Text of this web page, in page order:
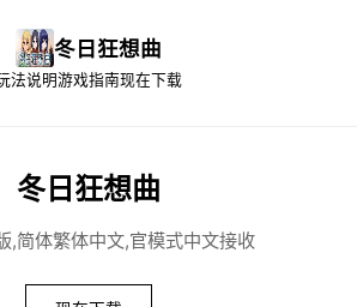
冬日狂想曲
法说明游戏指南现在下载
冬日狂想曲
,简体繁体中文,官模式中文接收